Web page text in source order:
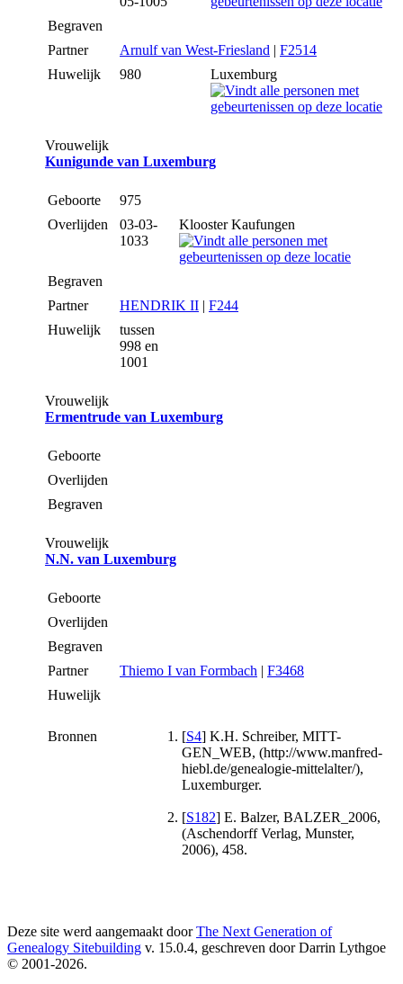
Begraven
Partner
Arnulf van West-Friesland | F2514
Huwelijk
980 Luxemburg
Vrouwelijk
Kunigunde van Luxemburg
Geboorte
975
Overlijden
03-03-
1033
Klooster Kaufungen
Begraven
Partner
HENDRIK II | F244
Huwelijk
tussen
998 en
1001
Vrouwelijk
Ermentrude van Luxemburg
Geboorte
Overlijden
Begraven
Vrouwelijk
N.N. van Luxemburg
Geboorte
Overlijden
Begraven
Partner
Thiemo I van Formbach | F3468
Huwelijk
Bronnen [S4] K.H. Schreiber, MITT-
GEN_WEB, (http://www.manfred-
hiebl.de/genealogie-mittelalter/),
Luxemburger.
[S182] E. Balzer, BALZER_2006,
(Aschendorff Verlag, Munster,
2006), 458.
Deze site werd aangemaakt doorThe Next Generation of
Genealogy Sitebuilding v. 15.0.4, geschreven door Darrin Lythgoe
© 2001-2026.